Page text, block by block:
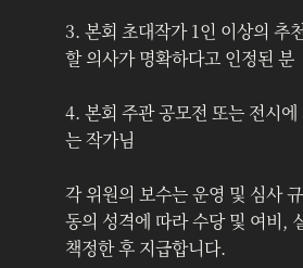
3. 본회 초대작가 1인 이상의 추
할 의사가 명확하다고 인정된 분
4. 본회 주관 공모전 또는 전시
는 작가님
각 위원의 보수는 운영 및 심사
동의 성격에 따라 수당 및 여비,
책정한 후 지급합니다.